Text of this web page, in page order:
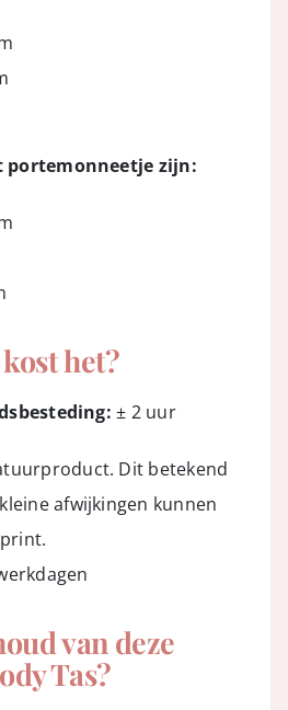
portemonneetje zijn:
het?
± 2 uur
Dit betekend
afwijkingen kunnen
van deze
Tas?